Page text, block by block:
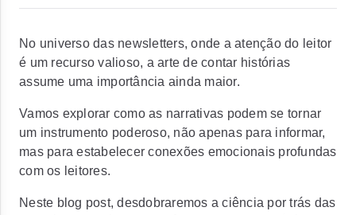
No universo das newsletters, onde a atenção do leitor
é um recurso valioso, a arte de contar histórias
assume uma importância ainda maior.
Vamos explorar como as narrativas podem se tornar
um instrumento poderoso, não apenas para informar,
mas para estabelecer conexões emocionais profundas
com os leitores.
Neste blog post, desdobraremos a ciência por trás das